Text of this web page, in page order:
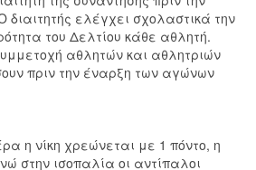
ελέγχει σχολαστικά την
του Δελτίου κάθε αθλητή.
αθλητών και αθλητριών
πριν την έναρξη των αγώνων
η νίκη χρεώνεται με 1 πόντο, η
στην ισοπαλία οι αντίπαλοι